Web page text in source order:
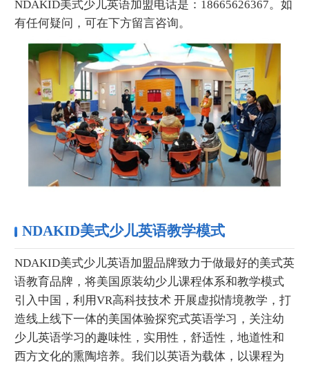
NDAKID美式少儿英语加盟电话是：18665626367。如
有任何疑问，可在下方留言咨询。
NDAKID美式少儿英语教学模式
NDAKID美式少儿英语加盟品牌致力于做最好的美式英
语教育品牌，将美国原装幼少儿课程体系和教学模式
引入中国，利用VR高科技技术 开展虚拟情境教学，打
造线上线下一体的美国体验探究式英语学习，关注幼
少儿英语学习的趣味性，实用性，舒适性，地道性和
西方文化的熏陶培养。我们以英语为载体，以课程为